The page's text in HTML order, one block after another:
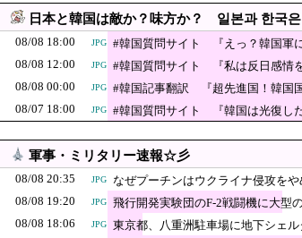
見ているような気分に……
JPG 東京駅近くに「地下シェルター」整備を正式表明…小池
JPG 【悲報】コメ卸大手さん、営業利益83％減 高値で買い
JPG 日米のレアアース脱中国依存、量とコストで
小池百合子知事、今年も朝鮮人虐殺に追悼
JPG 習近平政権｢日本に行くな｣国民「
国家予算が枯渇したロシアが山賊
アリティありすぎる……
PNG 【ニュース】 広島記念公園を追い出された左
JPG
韓国人「『日本ビールは絶対に飲ま
こちら…（ﾌﾞﾙﾌﾞﾙ」＝韓国の反応
「差別でない」三重県知事が表明、アンケ公表へ 諮問
日本と韓国は敵か？味方か？ 일본과 한국
08/08 18:00
JPG
#韓国質問サイト 『えっ？韓国軍
08/08 12:00
JPG
#韓国質問サイト 『私は反日感情
08/08 00:00
JPG
#韓国記事翻訳 『超先進国！韓国
08/07 18:00
JPG #韓国質問サイト 『韓国は光復し
軍事・ミリタリー速報☆彡
08/08 20:35
JPG
なぜプーチンはウクライナ侵攻をや
08/08 19:20
JPG
飛行開発実験団のF-2戦闘機に大型
08/08 18:06
JPG
東京都、八重洲駐車場に地下シェ